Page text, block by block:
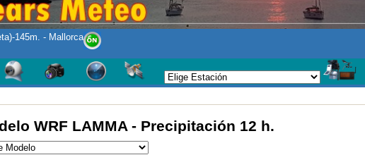
145m. - Mallorca
WRF LAMMA - Precipitación 12 h.